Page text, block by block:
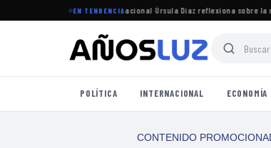
EN TENDENCIA
y su camino en el boxeo nacional·Úrsula Díaz reflexiona sobre la
POLÍTICA INTERNACIONAL ECONOMÍA